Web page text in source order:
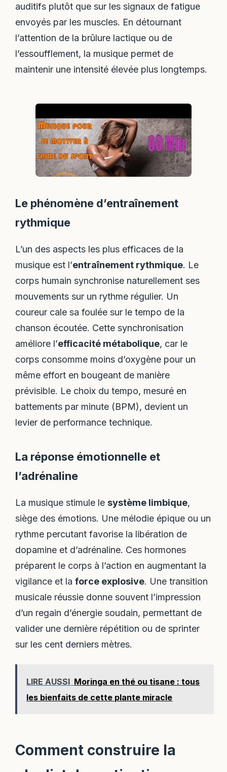
auditifs plutôt que sur les signaux de fatigue
envoyés par les muscles. En détournant
l’attention de la brûlure lactique ou de
l’essoufflement, la musique permet de
maintenir une intensité élevée plus longtemps.
Le phénomène d’entraînement
rythmique
L’un des aspects les plus efficaces de la
musique est l’entraînement rythmique. Le
corps humain synchronise naturellement ses
mouvements sur un rythme régulier. Un
coureur cale sa foulée sur le tempo de la
chanson écoutée. Cette synchronisation
améliore l’efficacité métabolique, car le
corps consomme moins d’oxygène pour un
même effort en bougeant de manière
prévisible. Le choix du tempo, mesuré en
battements par minute (BPM), devient un
levier de performance technique.
La réponse émotionnelle et
l’adrénaline
La musique stimule le système limbique,
siège des émotions. Une mélodie épique ou un
rythme percutant favorise la libération de
dopamine et d’adrénaline. Ces hormones
préparent le corps à l’action en augmentant la
vigilance et laforce explosive. Une transition
musicale réussie donne souvent l’impression
d’un regain d’énergie soudain, permettant de
valider une dernière répétition ou de sprinter
sur les cent derniers mètres.
LIRE AUSSI Moringa en thé ou tisane : tous
les bienfaits de cette plante miracle
Comment construire la